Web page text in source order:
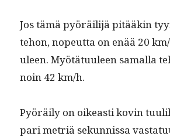
Jos tämä pyöräil­i­jä pitääkin
tehon, nopeut­ta on enää 20
uleen. Myötä­tu­uleen samal­la
noin 42 km/h.
Pyöräi­ly on oikeasti kovin
pari metriä sekun­nis­sa